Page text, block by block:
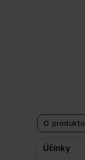
O produktu
Účinky